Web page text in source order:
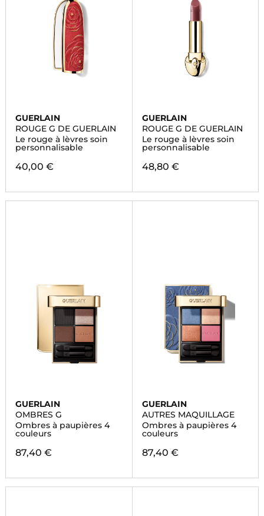
GUERLAIN
ROUGE G DE GUERLAIN
Le rouge à lèvres soin
personnalisable
40,00 €
GUERLAIN
ROUGE G DE GUERLAIN
Le rouge à lèvres soin
personnalisable
48,80 €
GUERLAIN
OMBRES G
Ombres à paupières 4
couleurs
87,40 €
GUERLAIN
AUTRES MAQUILLAGE
Ombres à paupières 4
couleurs
87,40 €